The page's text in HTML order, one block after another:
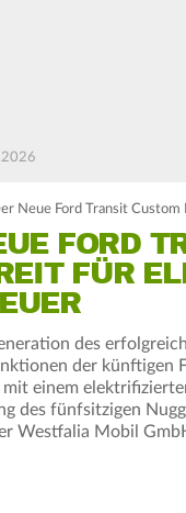
Neue Ford Transit
FORD
FÜR
des
der künftigen
mit einem
des fünfsitzigen
Westfalia Mobil